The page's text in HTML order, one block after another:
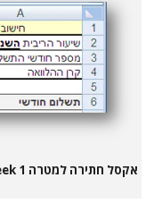
אקסל חתירה למטרה 1 Goal Seek